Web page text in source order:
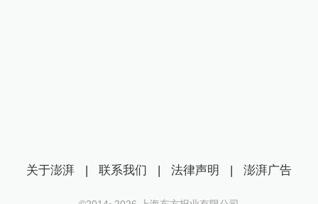
关于澎湃 | 联系我们 | 法律声明 | 澎湃广告